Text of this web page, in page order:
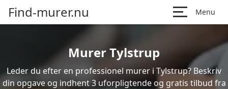
Find-murer.nu Menu
Murer Tylstrup
Leder du efter en professionel murer i Tylstrup? Beskriv
din opgave og indhent 3 uforpligtende og gratis tilbud fra